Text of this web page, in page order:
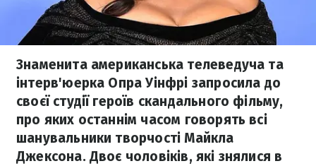
Знаменита американська телеведуча та
інтерв'юерка Опра Уінфрі запросила до
своєї студії героїв скандального фільму,
про яких останнім часом говорять всі
шанувальники творчості Майкла
Джексона. Двоє чоловіків, які знялися в